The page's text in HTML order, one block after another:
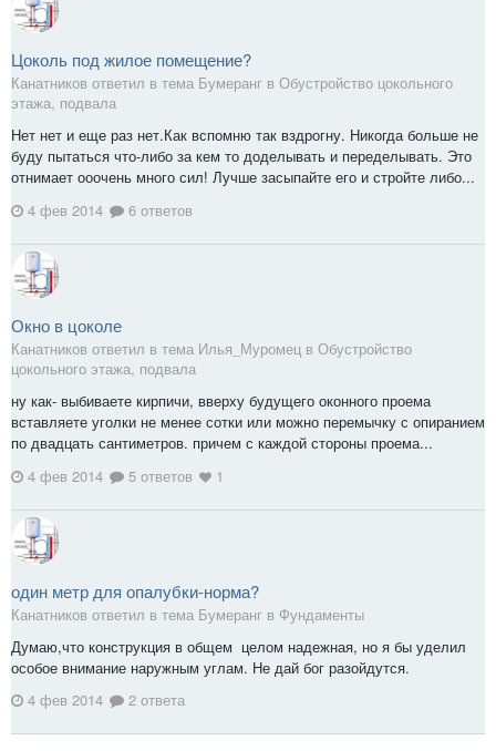
Цоколь под жилое помещение?
Канатников ответил в тема Бумеранг в Обустройство цокольного
этажа, подвала
Нет нет и еще раз нет.Как вспомню так вздрогну. Никогда больше не
буду пытаться что-либо за кем то доделывать и переделывать. Это
отнимает ооочень много сил! Лучше засыпайте его и стройте либо...
4 фев 2014
6 ответов
Окно в цоколе
Канатников ответил в тема Илья_Муромец в Обустройство
цокольного этажа, подвала
ну как- выбиваете кирпичи, вверху будущего оконного проема
вставляете уголки не менее сотки или можно перемычку с опиранием
по двадцать сантиметров. причем с каждой стороны проема...
4 фев 2014
5 ответов 1
один метр для опалубки-норма?
Канатников ответил в тема Бумеранг в Фундаменты
Думаю,что конструкция в общем целом надежная, но я бы уделил
особое внимание наружным углам. Не дай бог разойдутся.
4 фев 2014
2 ответа